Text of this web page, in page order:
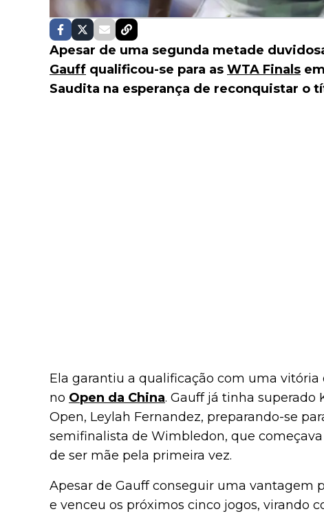
Apesar de uma segunda metade
Gauff qualificou-se para as WTA Finals
Saudita na esperança de reconquistar o
Ela garantiu a qualificação com uma
no Open da China. Gauff já tinha superado
Open, Leylah Fernandez, preparando-se
semifinalista de Wimbledon, que
de ser mãe pela primeira vez.
Apesar de Gauff conseguir uma vantagem
e venceu os próximos cinco jogos, virando